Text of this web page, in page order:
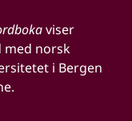
viser
med norsk
i Bergen